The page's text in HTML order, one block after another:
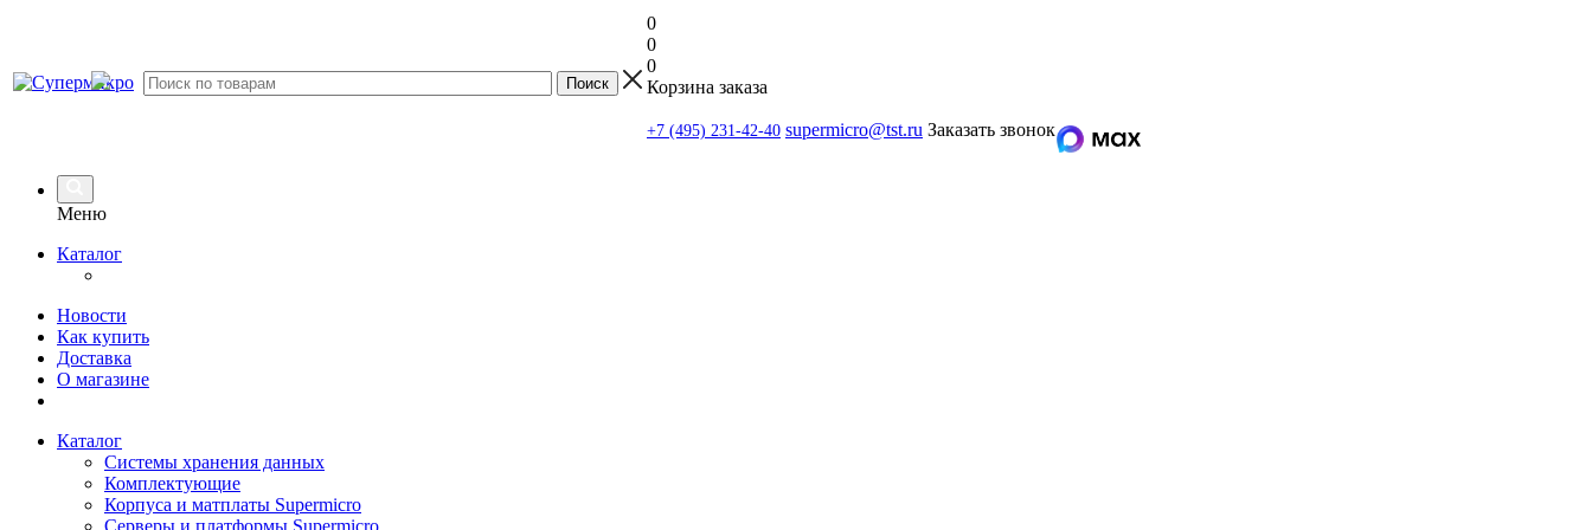
0
0
0
Корзина заказа
+7 (495) 231-42-40 supermicro@tst.ru Заказать звонок
Меню
Каталог
Новости
Как купить
Доставка
О магазине
Каталог
Системы хранения данных
Комплектующие
Корпуса и матплаты Supermicro
Серверы и платформы Supermicro